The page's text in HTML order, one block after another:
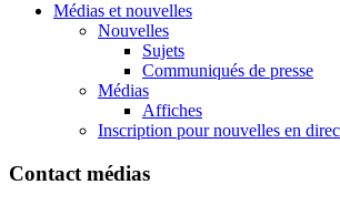
Médias et nouvelles
Nouvelles
Sujets
Communiqués de presse
Médias
Affiches
Inscription pour nouvelles en
Contact médias